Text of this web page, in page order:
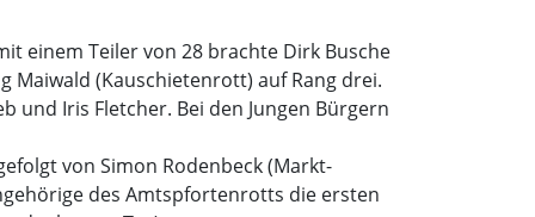
einem Teiler von 28 brachte Dirk Busche
Maiwald (Kauschietenrott) auf Rang drei.
und Iris Fletcher. Bei den Jungen Bürgern
von Simon Rodenbeck (Markt-
des Amtspfortenrotts die ersten